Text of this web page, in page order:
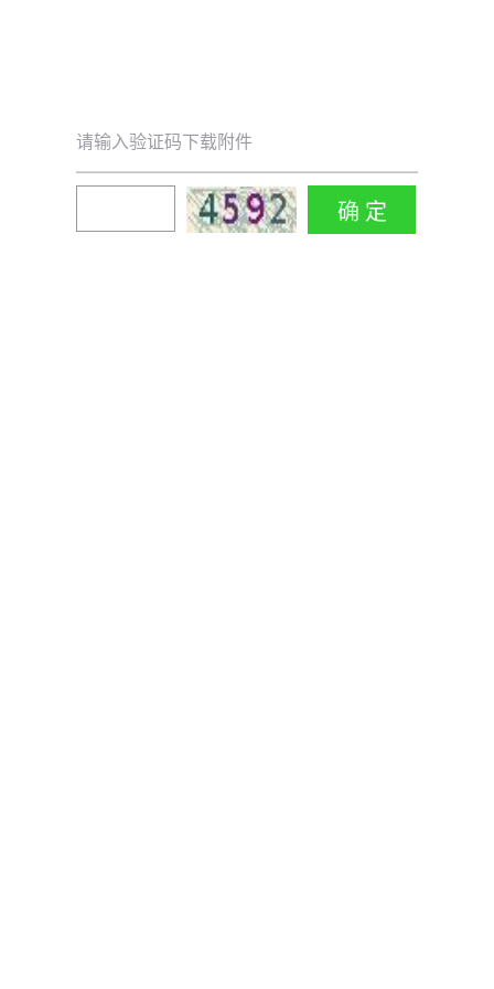
请输入验证码下载附件